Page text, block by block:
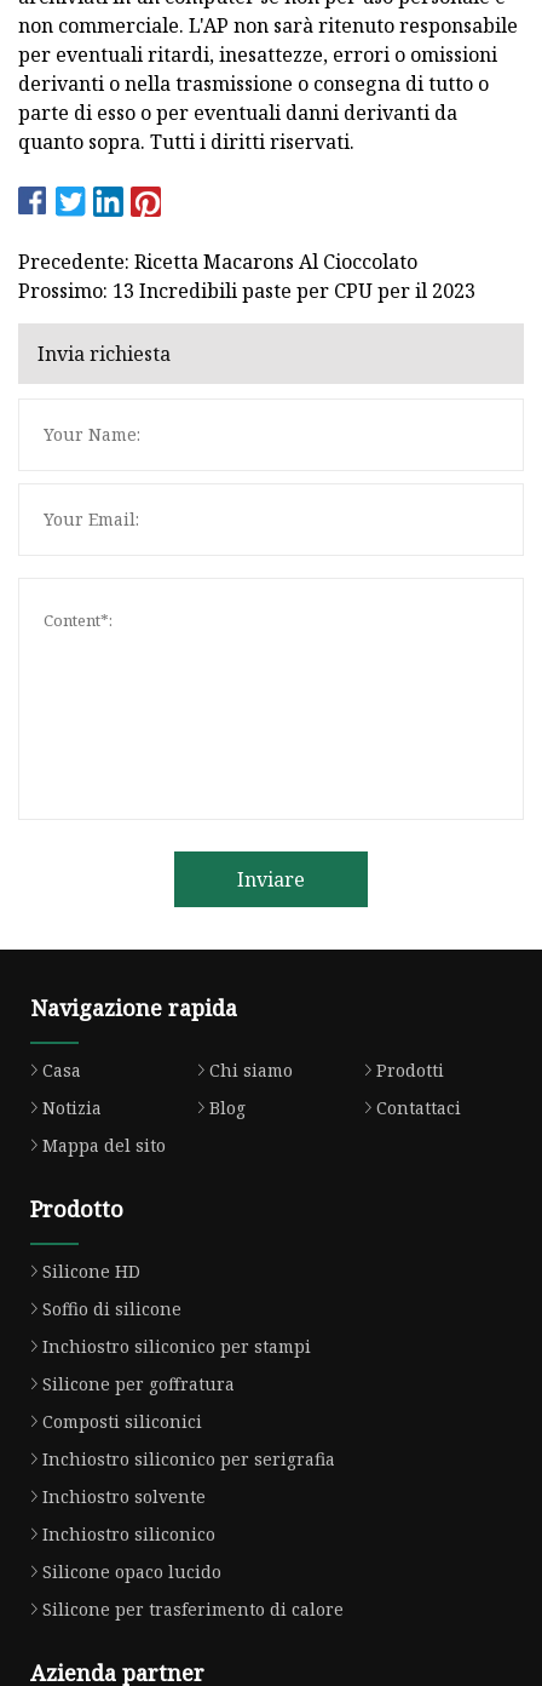
non commerciale. L'AP non sarà ritenuto responsabile
per eventuali ritardi, inesattezze, errori o omissioni
derivanti o nella trasmissione o consegna di tutto o
parte di esso o per eventuali danni derivanti da
quanto sopra. Tutti i diritti riservati.
Precedente: Ricetta Macarons Al Cioccolato
Prossimo: 13 Incredibili paste per CPU per il 2023
Invia richiesta
Inviare
Navigazione rapida
Casa Chi siamo
Prodotti
Notizia
Blog
Contattaci
Mappa del sito
Prodotto
Silicone HD
Soffio di silicone
Inchiostro siliconico per stampi
Silicone per goffratura
Composti siliconici
Inchiostro siliconico per serigrafia
Inchiostro solvente
Inchiostro siliconico
Silicone opaco lucido
Silicone per trasferimento di calore
Azienda partner